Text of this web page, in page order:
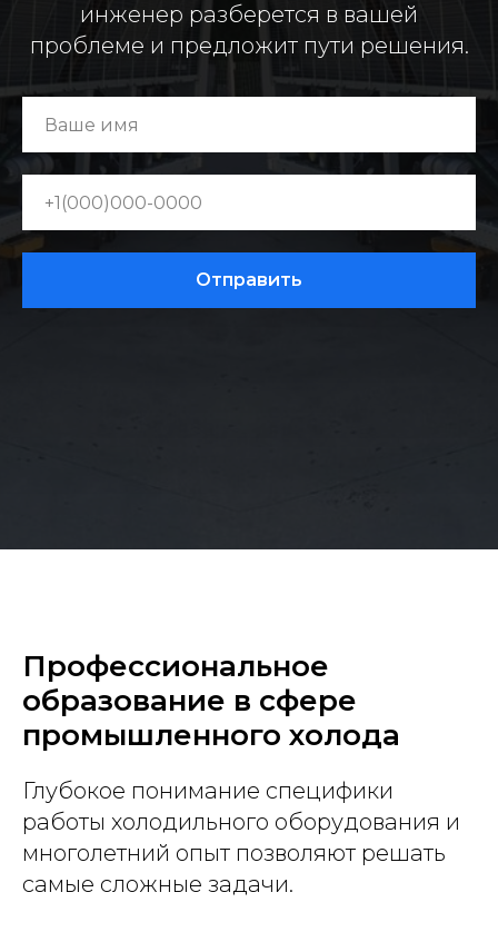
инженер разберется в вашей
проблеме и предложит пути решения.
Отправить
Профессиональное
образование в сфере
промышленного холода
Глубокое понимание специфики
работы холодильного оборудования и
многолетний опыт позволяют решать
самые сложные задачи.